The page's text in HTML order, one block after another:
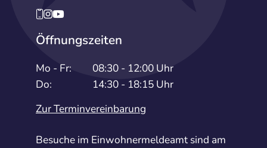
Öffnungszeiten
Mo - Fr:
08:30 - 12:00 Uhr
Do:
14:30 - 18:15 Uhr
Zur Terminvereinbarung
Besuche im Einwohnermeldeamt sind am